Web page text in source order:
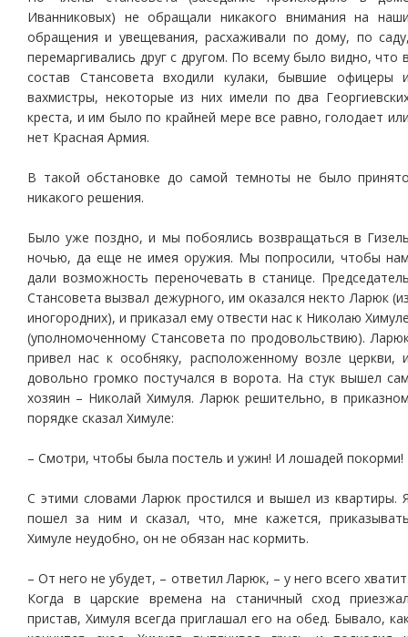
Иванниковых) не обращали никакого внимания на
обращения и увещевания, расхаживали по дому, по
перемаргивались друг с другом. По всему было видно, что
состав Стансовета входили кулаки, бывшие офицеры
вахмистры, некоторые из них имели по два
креста, и им было по крайней мере все равно, голодает
нет Красная Армия.
В такой обстановке до самой темноты не было
никакого решения.
Было уже поздно, и мы побоялись возвращаться в
ночью, да еще не имея оружия. Мы попросили, чтобы
дали возможность переночевать в станице.
Стансовета вызвал дежурного, им оказался некто Ларюк
иногородних), и приказал ему отвести нас к Николаю
(уполномоченному Стансовета по продовольствию).
привел нас к особняку, расположенному возле церкви,
довольно громко постучался в ворота. На стук вышел
хозяин – Николай Химуля. Ларюк решительно, в
порядке сказал Химуле:
– Смотри, чтобы была постель и ужин! И лошадей покорми!
С этими словами Ларюк простился и вышел из квартиры.
пошел за ним и сказал, что, мне кажется,
Химуле неудобно, он не обязан нас кормить.
– От него не убудет, – ответил Ларюк, – у него всего
Когда в царские времена на станичный сход
пристав, Химуля всегда приглашал его на обед. Бывало,